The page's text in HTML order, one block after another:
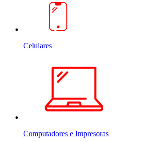
Celulares
Computadores e Impresoras